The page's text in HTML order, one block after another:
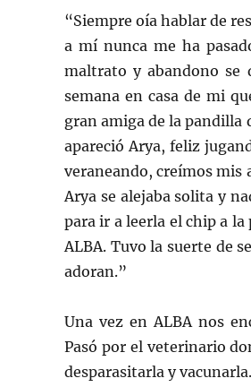
“Siempre oía hablar de
a mí nunca me ha
maltrato y abandono se
semana en casa de mi
gran amiga de la pandilla
apareció Arya, feliz
veraneando, creímos mis
Arya se alejaba solita y
para ir a leerla el chip a
ALBA. Tuvo la suerte de
adoran.”
Una vez en ALBA nos
Pasó por el veterinario
desparasitarla y